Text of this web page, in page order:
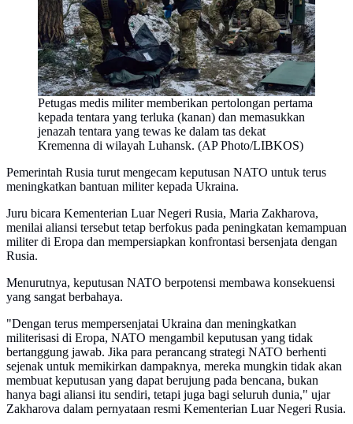
Petugas medis militer memberikan pertolongan pertama
kepada tentara yang terluka (kanan) dan memasukkan
jenazah tentara yang tewas ke dalam tas dekat
Kremenna di wilayah Luhansk. (AP Photo/LIBKOS)
Pemerintah Rusia turut mengecam keputusan NATO untuk terus
meningkatkan bantuan militer kepada Ukraina.
Juru bicara Kementerian Luar Negeri Rusia, Maria Zakharova,
menilai aliansi tersebut tetap berfokus pada peningkatan kemampuan
militer di Eropa dan mempersiapkan konfrontasi bersenjata dengan
Rusia.
Menurutnya, keputusan NATO berpotensi membawa konsekuensi
yang sangat berbahaya.
"Dengan terus mempersenjatai Ukraina dan meningkatkan
militerisasi di Eropa, NATO mengambil keputusan yang tidak
bertanggung jawab. Jika para perancang strategi NATO berhenti
sejenak untuk memikirkan dampaknya, mereka mungkin tidak akan
membuat keputusan yang dapat berujung pada bencana, bukan
hanya bagi aliansi itu sendiri, tetapi juga bagi seluruh dunia," ujar
Zakharova dalam pernyataan resmi Kementerian Luar Negeri Rusia.